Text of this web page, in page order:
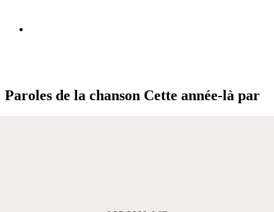
Paroles de la chanson Cette année-là par